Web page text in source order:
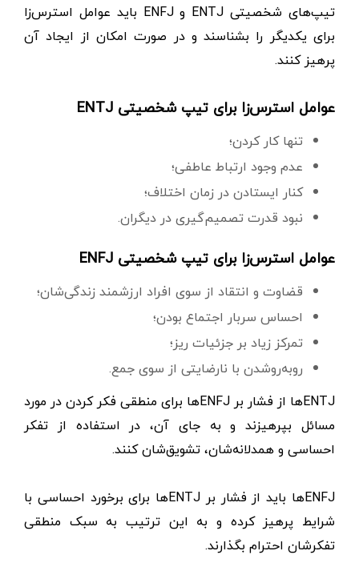
تیپ‌های شخصیتی ENTJ و ENFJ باید عوامل استرس‌زا
برای یکدیگر را بشناسند و در صورت امکان از ایجاد آن
پرهیز کنند.
عوامل استرس‌زا برای تیپ شخصیتی ENTJ
تنها کار کردن؛
عدم وجود ارتباط عاطفی؛
کنار ایستادن در زمان اختلاف؛
نبود قدرت تصمیم‌گیری در دیگران.
عوامل استرس‌زا برای تیپ شخصیتی ENFJ
قضاوت و انتقاد از سوی افراد ارزشمند زندگی‌شان؛
احساس سربار اجتماع بودن؛
تمرکز زیاد بر جزئیات ریز؛
روبه‌روشدن با نارضایتی از سوی جمع.
ENTJها از فشار بر ENFJها برای منطقی فکر کردن در مورد
مسائل بپرهیزند و به جای آن، در استفاده از تفکر
احساسی و همدلانه‌شان، تشویق‌شان کنند.
ENFJها باید از فشار بر ENTJها برای برخورد احساسی با
شرایط پرهیز کرده و به این ترتیب به سبک منطقی
تفکرشان احترام بگذارند.